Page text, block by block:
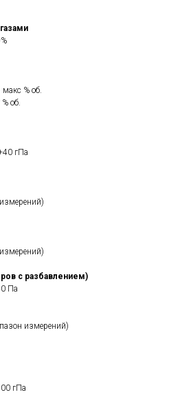
% об.
об.
гПа
с разбавлением)
Па
измерений)
гПа